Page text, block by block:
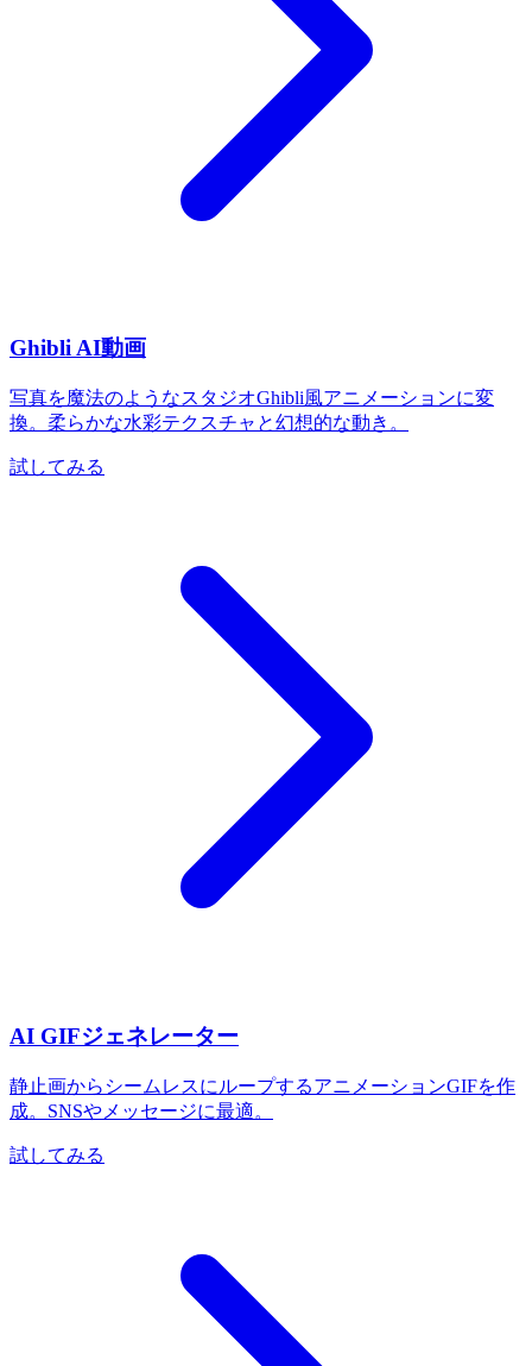
Ghibli AI動画
写真を魔法のようなスタジオGhibli風アニメーションに変
換。柔らかな水彩テクスチャと幻想的な動き。
試してみる
AI GIFジェネレーター
静止画からシームレスにループするアニメーションGIFを作
成。SNSやメッセージに最適。
試してみる